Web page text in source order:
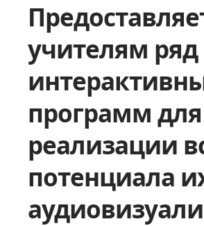
учителям ряд
программ для
реализации
потенциала